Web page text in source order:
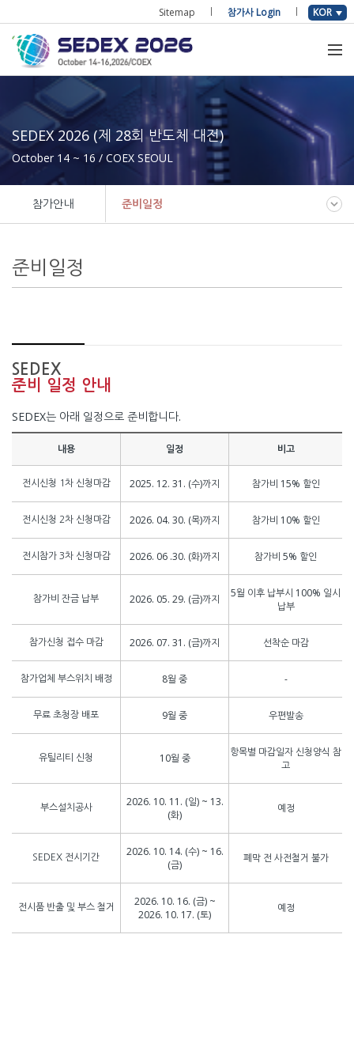
Sitemap 참가사 Login KOR
SEDEX 2026 (제 28회 반도체 대전)
October 14 ~ 16 / COEX SEOUL
참가안내 준비일정
준비일정
SEDEX
준비 일정 안내
SEDEX는 아래 일정으로 준비합니다.
내용 일정 비고
전시신청 1차 신청마감 2025. 12. 31. (수)까지 참가비 15% 할인
전시신청 2차 신청마감 2026. 04. 30. (목)까지 참가비 10% 할인
전시참가 3차 신청마감 2026. 06 .30. (화)까지 참가비 5% 할인
참가비 잔금 납부 2026. 05. 29. (금)까지
5월 이후 납부시 100% 일시
납부
참가신청 접수 마감 2026. 07. 31. (금)까지 선착순 마감
참가업체 부스위치 배정 8월 중 -
무료 초청장 배포 9월 중 우편발송
유틸리티 신청 10월 중
항목별 마감일자 신청양식 참
고
부스설치공사
2026. 10. 11. (일) ~ 13.
(화)
예정
SEDEX 전시기간
2026. 10. 14. (수) ~ 16.
(금)
폐막 전 사전철거 불가
전시품 반출 및 부스 철거
2026. 10. 16. (금) ~
2026. 10. 17. (토)
예정